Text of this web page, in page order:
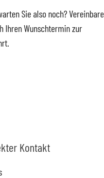
Sie also noch?
Ihren Wunschtermin zur
Kontakt